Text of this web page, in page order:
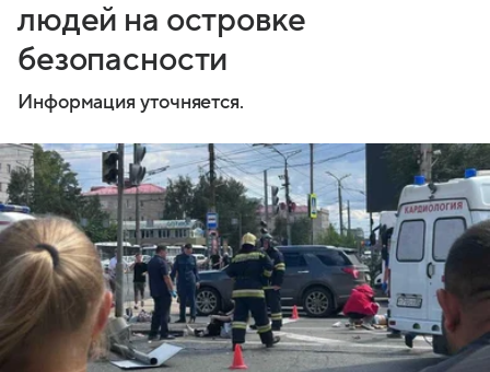
людей на островке
безопасности
Информация уточняется.